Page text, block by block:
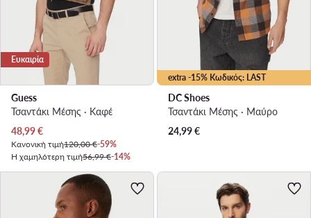
Ευκαιρία
Guess
Τσαντάκι Μέσης · Καφέ
Τρέχουσα τιμή
48,99€
Κανονική τιμή120,00 €-59%
Η χαμηλότερη τιμή56,99 €-14%
extra -15% Κωδικός: LAST
DC Shoes
Τσαντάκι Μέσης · Μαύρο
24,99€